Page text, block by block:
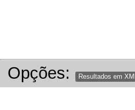
Opções: Resultados em XML